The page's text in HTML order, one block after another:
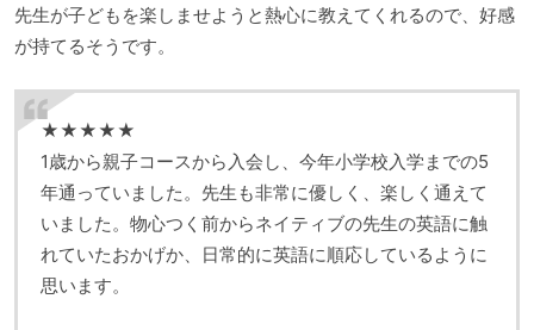
先生が子どもを楽しませようと熱心に教えてくれるので、好感
が持てるそうです。
★★★★★
1歳から親子コースから入会し、今年小学校入学までの5
年通っていました。先生も非常に優しく、楽しく通えて
いました。物心つく前からネイティブの先生の英語に触
れていたおかげか、日常的に英語に順応しているように
思います。